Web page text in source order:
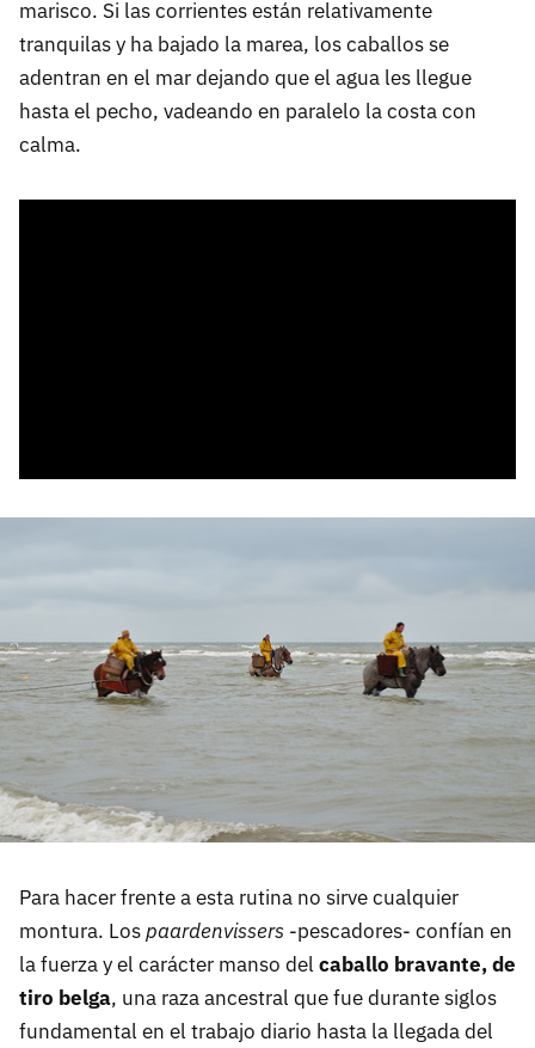
marisco. Si las corrientes están relativamente
tranquilas y ha bajado la marea, los caballos se
adentran en el mar dejando que el agua les llegue
hasta el pecho, vadeando en paralelo la costa con
calma.
Para hacer frente a esta rutina no sirve cualquier
montura. Lospaardenvissers -pescadores- confían en
la fuerza y el carácter manso del caballo bravante, de
tiro belga, una raza ancestral que fue durante siglos
fundamental en el trabajo diario hasta la llegada del